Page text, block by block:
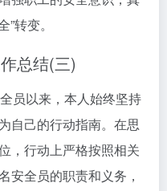
转变。
总结(三)
员以来，本人始终坚持
自己的行动指南。在思
，行动上严格按照相关
安全员的职责和义务，